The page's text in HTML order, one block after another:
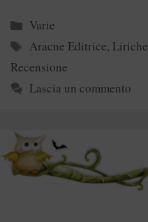
Categorie
Varie
Tag
Aracne Editrice, Liriche
Recensione
Lascia un commento